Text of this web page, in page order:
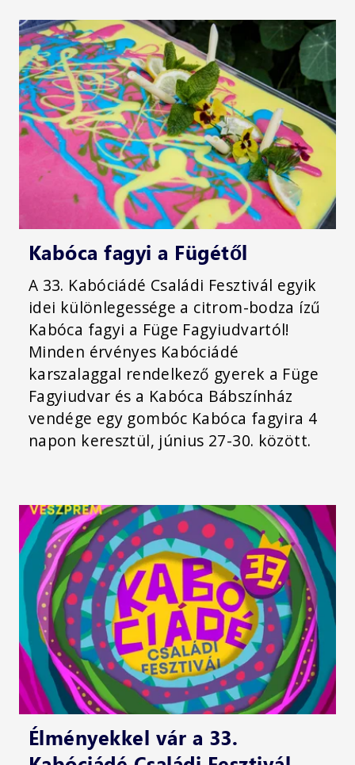
Kabóca fagyi a Fügétől
A 33. Kabóciádé Családi Fesztivál egyik
idei különlegessége a citrom-bodza ízű
Kabóca fagyi a Füge Fagyiudvartól!
Minden érvényes Kabóciádé
karszalaggal rendelkező gyerek a Füge
Fagyiudvar és a Kabóca Bábszínház
vendége egy gombóc Kabóca fagyira 4
napon keresztül, június 27-30. között.
Élményekkel vár a 33.